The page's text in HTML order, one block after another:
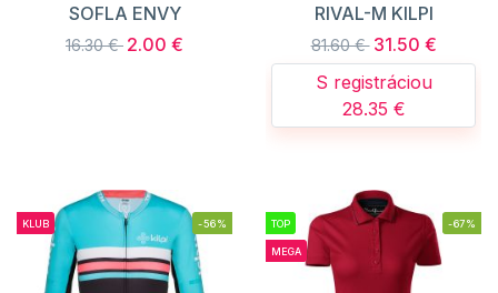
SOFLA ENVY
16.30 € 2.00 €
RIVAL-M KILPI
81.60 € 31.50 €
S registráciou
28.35 €
KLUB -56% TOP
MEGA
-67%